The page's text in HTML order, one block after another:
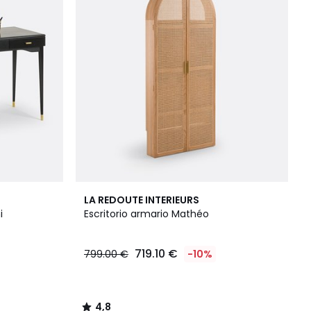
LA REDOUTE INTERIEURS
Escritorio armario Mathéo
799.00 € 719.10 € -10%
4,8
/ 5
4,8